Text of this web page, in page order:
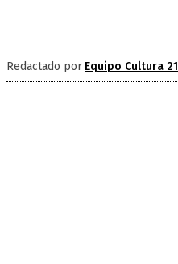
Redactado por Equipo Cultura 21